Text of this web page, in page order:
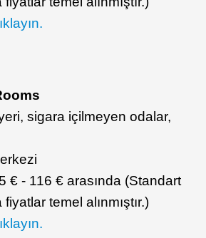
sigara içilmeyen odalar,
€ - 116 € arasında (Standart
temel alınmıştır.)